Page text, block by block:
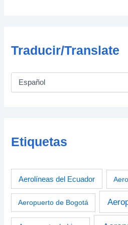
Traducir/Translate
Etiquetas
Aerolíneas del Ecuador
Aeropuerto de Bogotá